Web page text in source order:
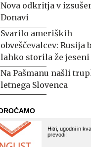
Nova odkritja v
Donavi
Svarilo ameriških
obveščevalcev: Rusija
lahko storila že jeseni
Na Pašmanu našli
letnega Slovenca